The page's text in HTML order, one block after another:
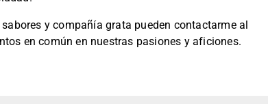
y compañía grata pueden contactarme al
en común en nuestras pasiones y aficiones.